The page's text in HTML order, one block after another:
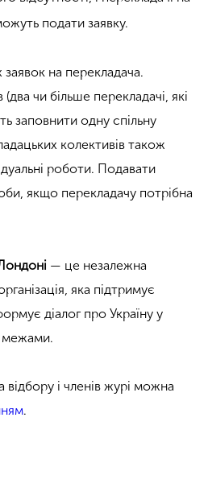
подати заявку.
на перекладача.
чи більше перекладачі, які
заповнити одну спільну
колективів також
роботи. Подавати
якщо перекладачу потрібна
— це незалежна
яка підтримує
діалог про Україну у
межами.
і членів журі можна
.